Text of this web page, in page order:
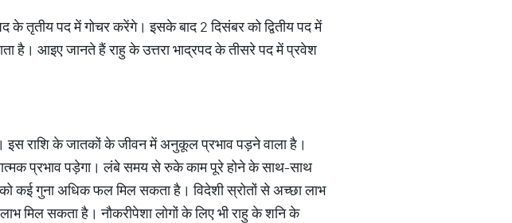
तृतीय पद में गोचर करेंगे। इसके बाद 2 दिसंबर को द्वितीय पद में
है। आइए जानते हैं राहु के उत्तरा भाद्रपद के तीसरे पद में प्रवेश
इस राशि के जातकों के जीवन में अनुकूल प्रभाव पड़ने वाला है।
प्रभाव पड़ेगा। लंबे समय से रुके काम पूरे होने के साथ-साथ
को कई गुना अधिक फल मिल सकता है। विदेशी स्रोतों से अच्छा लाभ
मिल सकता है। नौकरीपेशा लोगों के लिए भी राहु के शनि के